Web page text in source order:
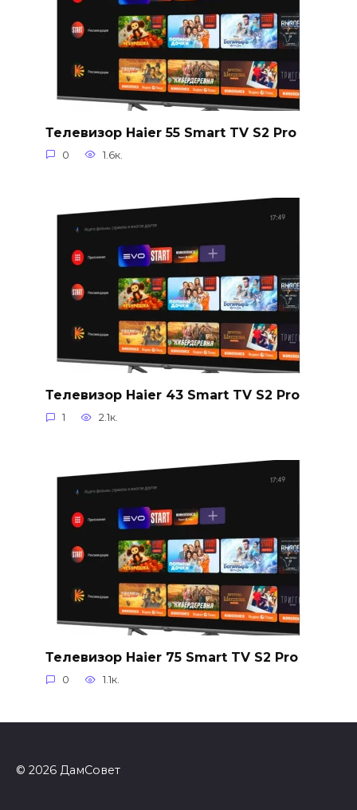
Телевизор Haier 55 Smart TV S2 Pro
0 1.6к.
Телевизор Haier 43 Smart TV S2 Pro
1 2.1к.
Телевизор Haier 75 Smart TV S2 Pro
0 1.1к.
© 2026 ДамСовет